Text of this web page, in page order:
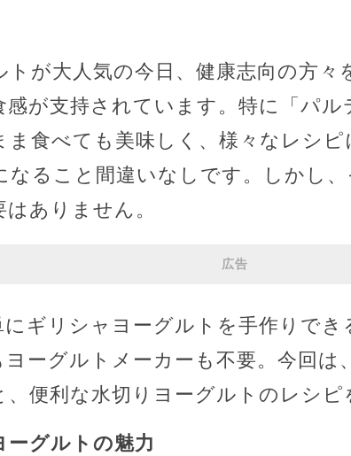
が大人気の今日、健康志向の方々
感が支持されています。特に「パ
ま食べても美味しく、様々なレシ
なること間違いなしです。しかし
ありません。
広告
にギリシャヨーグルトを手作りで
ヨーグルトメーカーも不要。今回
便利な水切りヨーグルトのレシピ
グルトの魅力